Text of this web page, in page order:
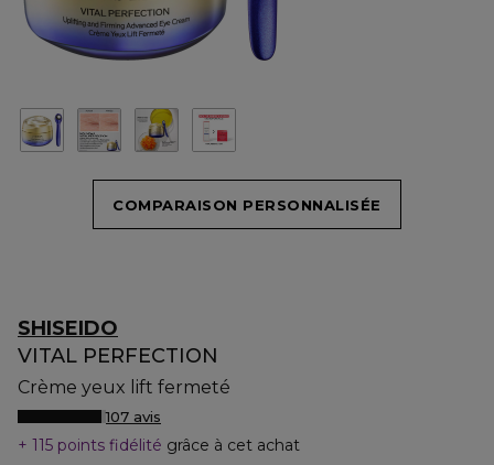
COMPARAISON PERSONNALISÉE
SHISEIDO
VITAL PERFECTION
Crème yeux lift fermeté
107 avis
115 points fidélité grâce à cet achat